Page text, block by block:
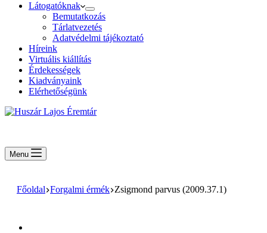
Látogatóknak
Bemutatkozás
Tárlatvezetés
Adatvédelmi tájékoztató
Híreink
Virtuális kiállítás
Érdekességek
Kiadványaink
Elérhetőségünk
Menu
Főoldal Forgalmi érmék Zsigmond parvus (2009.37.1)